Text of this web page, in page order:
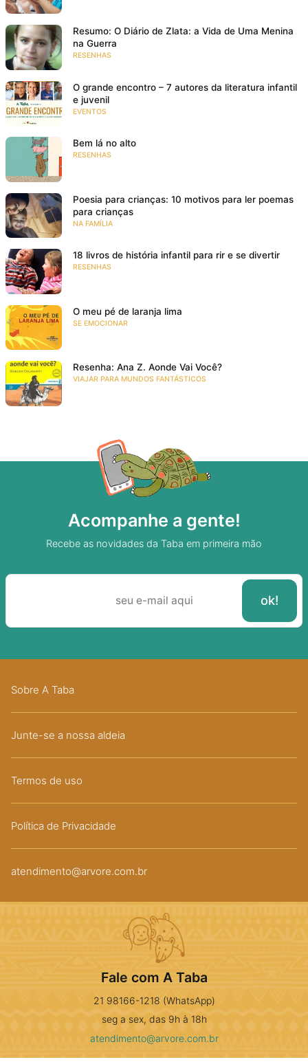
Resumo: O Diário de Zlata: a Vida de Uma Menina
na Guerra
RESENHAS
O grande encontro – 7 autores da literatura infantil
e juvenil
EVENTOS
Bem lá no alto
RESENHAS
Poesia para crianças: 10 motivos para ler poemas
para crianças
NA FAMÍLIA
18 livros de história infantil para rir e se divertir
RESENHAS
O meu pé de laranja lima
SE EMOCIONAR
Resenha: Ana Z. Aonde Vai Você?
VIAJAR PARA MUNDOS FANTÁSTICOS
Acompanhe a gente!
Recebe as novidades da Taba em primeira mão
Sobre A Taba
Junte-se a nossa aldeia
Termos de uso
Política de Privacidade
atendimento@arvore.com.br
Fale com A Taba
21 98166-1218 (WhatsApp)
seg a sex, das 9h à 18h
atendimento@arvore.com.br